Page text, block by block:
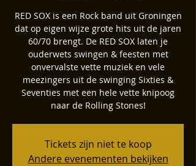
RED SOX is een Rock band uit Groningen
dat op eigen wijze grote hits uit de jaren
60/70 brengt. De RED SOX laten je
ouderwets swingen & feesten met
onvervalste vette muziek en vele
meezingers uit de swinging Sixties &
Seventies met een hele vette knipoog
naar de Rolling Stones!
Tickets zijn niet te koop
Andere evenementen bekijken